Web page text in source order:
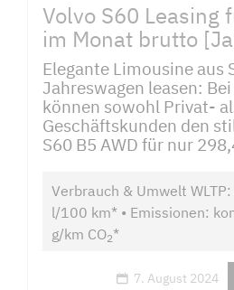
Volvo S60 Leasing
im Monat brutto
Elegante Limousine aus
Jahreswagen leasen:
können sowohl Privat-
Geschäftskunden den
S60 B5 AWD für nur
Verbrauch & Umwelt
l/100 km* • Emissionen:
g/km CO2*
7. August 2024